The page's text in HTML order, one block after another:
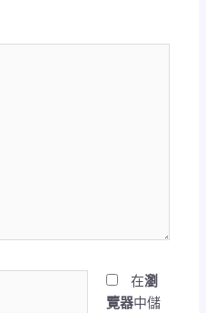
在瀏
覽器中儲